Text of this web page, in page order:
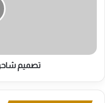
تصميم شاحن